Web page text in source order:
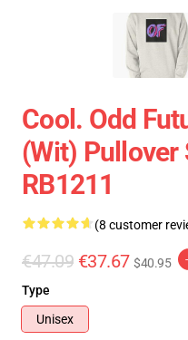
Cool. Odd
(wit) Pullover
RB1211
(8 customer
€47.09 €37.67 $40.95
Type
Unisex